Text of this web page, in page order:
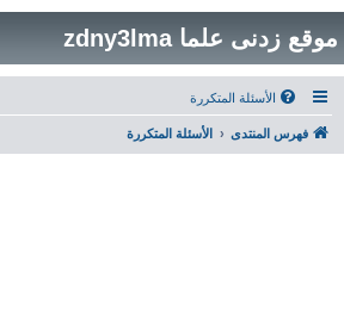
موقع زدنى علما zdny3lma
الأسئلة المتكررة
فهرس المنتدى الأسئلة المتكررة